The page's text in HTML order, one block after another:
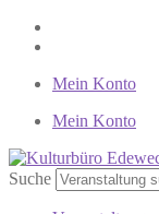
Mein Konto
Mein Konto
Suche